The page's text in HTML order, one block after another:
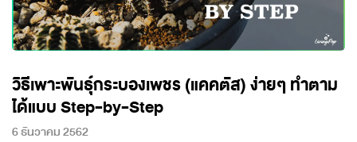
วิธีเพาะพันธุ์กระบองเพชร (แคคตัส) ง่ายๆ ทำตาม
ได้แบบ Step-by-Step
6 ธันวาคม 2562